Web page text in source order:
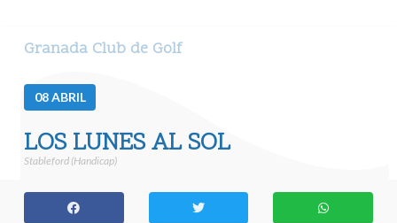
Granada Club de Golf
08ABRIL
LOS LUNES AL SOL
Stableford (Handicap)